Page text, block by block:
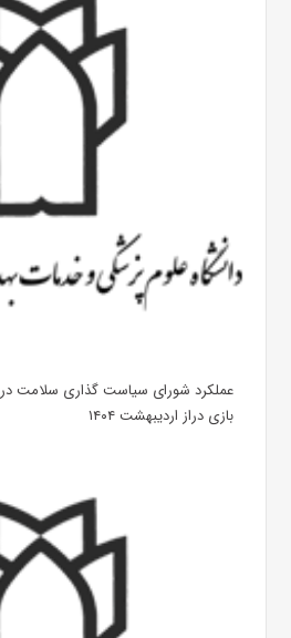
عملکرد شورای سیاست گذاری سلامت
بازی دراز اردیبهشت ۱۴۰۴